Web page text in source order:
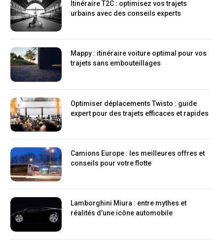
Itinéraire T2C : optimisez vos trajets
urbains avec des conseils experts
Mappy : itinéraire voiture optimal pour vos
trajets sans embouteillages
Optimiser déplacements Twisto : guide
expert pour des trajets efficaces et rapides
Camions Europe : les meilleures offres et
conseils pour votre flotte
Lamborghini Miura : entre mythes et
réalités d’une icône automobile